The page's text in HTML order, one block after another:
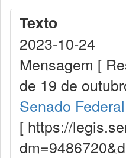
Texto
2023-10-24
Mensagem [
de 19 de
Senado Federal
[ https://